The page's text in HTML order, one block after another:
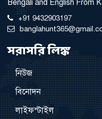
Bengali and English From
+91 9432903197
সরাসরি লিঙ্ক
নিউজ
বিনোদন
লাইফস্টাইল